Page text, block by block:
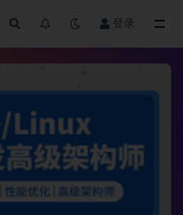
登录